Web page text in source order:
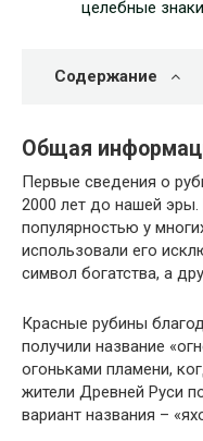
целебные знаки
Содержание
Общая
Первые сведения о
2000 лет до нашей
популярностью у
использовали его
символ богатства, а
Красные рубины
получили название
огоньками пламени,
жители Древней Руси
вариант названия –